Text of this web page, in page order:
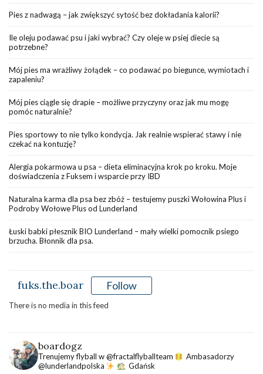
Pies z nadwagą – jak zwiększyć sytość bez dokładania kalorii?
Ile oleju podawać psu i jaki wybrać? Czy oleje w psiej diecie są
potrzebne?
Mój pies ma wrażliwy żołądek – co podawać po biegunce, wymiotach i
zapaleniu?
Mój pies ciągle się drapie – możliwe przyczyny oraz jak mu mogę
pomóc naturalnie?
Pies sportowy to nie tylko kondycja. Jak realnie wspierać stawy i nie
czekać na kontuzję?
Alergia pokarmowa u psa – dieta eliminacyjna krok po kroku. Moje
doświadczenia z Fuksem i wsparcie przy IBD
Naturalna karma dla psa bez zbóż – testujemy puszki Wołowina Plus i
Podroby Wołowe Plus od Lunderland
Łuski babki płesznik BIO Lunderland – mały wielki pomocnik psiego
brzucha. Błonnik dla psa.
fuks.the.boar Follow
There is no media in this feed
boardogz
Trenujemy flyball w @fractalflyballteam
Ambasadorzy
@lunderlandpolska
Gdańsk